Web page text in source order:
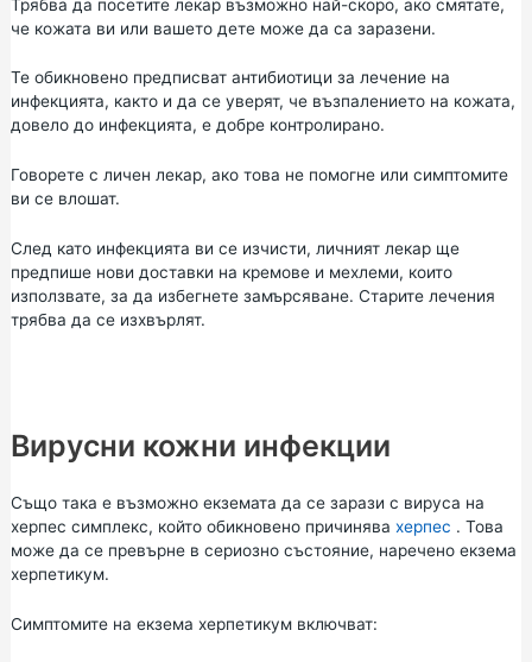
Трябва да посетите лекар възможно най-скоро, ако смятате,
че кожата ви или вашето дете може да са заразени.
Те обикновено предписват антибиотици за лечение на
инфекцията, както и да се уверят, че възпалението на кожата,
довело до инфекцията, е добре контролирано.
Говорете с личен лекар, ако това не помогне или симптомите
ви се влошат.
След като инфекцията ви се изчисти, личният лекар ще
предпише нови доставки на кремове и мехлеми, които
използвате, за да избегнете замърсяване. Старите лечения
трябва да се изхвърлят.
Вирусни кожни инфекции
Също така е възможно екземата да се зарази с вируса на
херпес симплекс, който обикновено причинява херпес . Това
може да се превърне в сериозно състояние, наречено екзема
херпетикум.
Симптомите на екзема херпетикум включват: